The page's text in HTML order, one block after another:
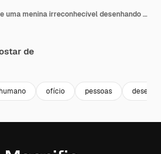
Vista aproximada de uma menina irreconhecível desenhando em um papel, sentada em uma mesa em uma oficina de artesanato.
de
humano ofício pessoas desenho